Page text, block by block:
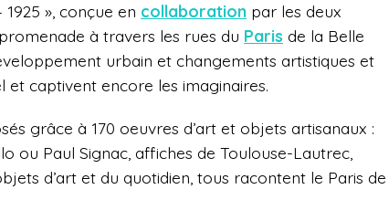
1925 », conçue en collaboration par les deux
à travers les rues du Paris de la Belle
urbain et changements artistiques et
et captivent encore les imaginaires.
grâce à 170 oeuvres d’art et objets artisanaux :
ou Paul Signac, affiches de Toulouse-Lautrec,
d’art et du quotidien, tous racontent le Paris de